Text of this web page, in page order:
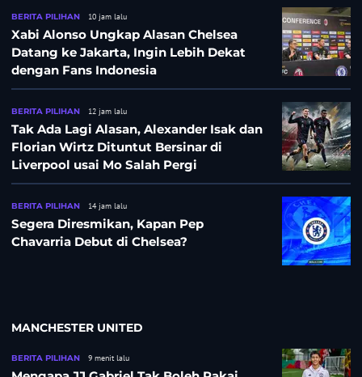
BERITA PILIHAN 10 jam lalu
Xabi Alonso Ungkap Alasan Chelsea
Datang ke Jakarta, Ingin Lebih Dekat
dengan Fans Indonesia
BERITA PILIHAN 12 jam lalu
Tak Ada Lagi Alasan, Alexander Isak dan
Florian Wirtz Dituntut Bersinar di
Liverpool usai Mo Salah Pergi
BERITA PILIHAN 14 jam lalu
Segera Diresmikan, Kapan Pep
Chavarria Debut di Chelsea?
MANCHESTER UNITED
BERITA PILIHAN 9 menit lalu